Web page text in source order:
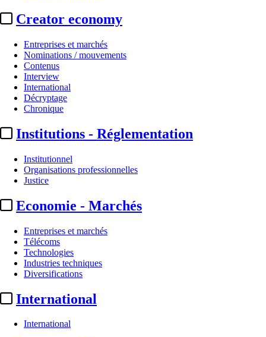
Creator economy
Entreprises et marchés
Nominations / mouvements
Contenus
Interview
International
Décryptage
Chronique
Institutions - Réglementation
Institutionnel
Organisations professionnelles
Justice
Economie - Marchés
Entreprises et marchés
Télécoms
Technologies
Industries techniques
Diversifications
International
International